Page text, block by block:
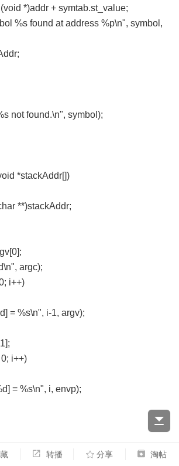
*)addr + symtab.st_value;
found at address %p\n", symbol,
not found.\n", symbol);
*stackAddr[])
**)stackAddr;
argc);
i++)
%s\n", i-1, argv);
i++)
= %s\n", i, envp);
link_map *r_map)
转播 分享 淘帖